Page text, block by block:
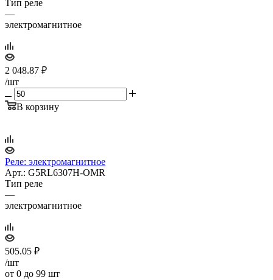
Тип реле
—
электромагнитное
2 048.87 ₽
/шт
В корзину
Реле: электромагнитное
Арт.: G5RL6307H-OMR
Тип реле
—
электромагнитное
505.05 ₽
/шт
от 0 до 99 шт